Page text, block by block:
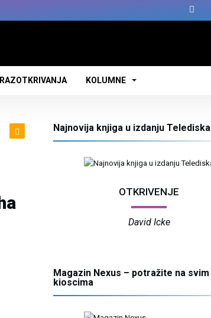
KOLUMNE
Najnovija knjiga u izdanju Telediska
OTKRIVENJE
David Icke
Magazin Nexus – potražite na svim
kioscima